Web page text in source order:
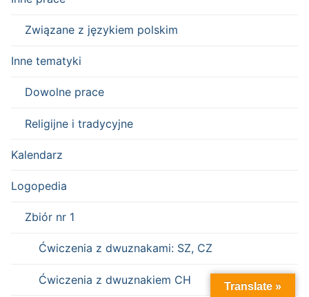
Związane z językiem polskim
Inne tematyki
Dowolne prace
Religijne i tradycyjne
Kalendarz
Logopedia
Zbiór nr 1
Ćwiczenia z dwuznakami: SZ, CZ
Ćwiczenia z dwuznakiem CH Translate »